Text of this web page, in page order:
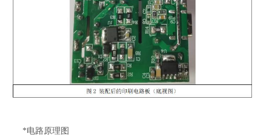
*电路原理图